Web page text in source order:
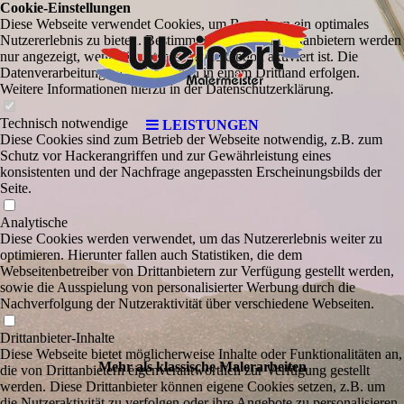
LEISTUNGEN
Mehr als klassische Malerarbeiten
Cookie-Einstellungen
Diese Webseite verwendet Cookies, um Besuchern ein optimales
Nutzererlebnis zu bieten. Bestimmte Inhalte von Drittanbietern werden
nur angezeigt, wenn die entsprechende Option aktiviert ist. Die
Datenverarbeitung kann dann auch in einem Drittland erfolgen.
Weitere Informationen hierzu in der Datenschutzerklärung.
Technisch notwendige
Diese Cookies sind zum Betrieb der Webseite notwendig, z.B. zum
Schutz vor Hackerangriffen und zur Gewährleistung eines
konsistenten und der Nachfrage angepassten Erscheinungsbilds der
Seite.
Analytische
Diese Cookies werden verwendet, um das Nutzererlebnis weiter zu
optimieren. Hierunter fallen auch Statistiken, die dem
Webseitenbetreiber von Drittanbietern zur Verfügung gestellt werden,
sowie die Ausspielung von personalisierter Werbung durch die
Nachverfolgung der Nutzeraktivität über verschiedene Webseiten.
Drittanbieter-Inhalte
Diese Webseite bietet möglicherweise Inhalte oder Funktionalitäten an,
die von Drittanbietern eigenverantwortlich zur Verfügung gestellt
werden. Diese Drittanbieter können eigene Cookies setzen, z.B. um